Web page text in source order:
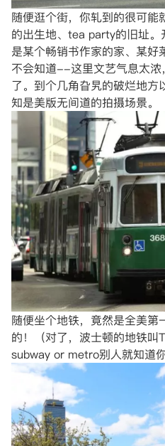
随便逛个街，你轧到的很可
的出生地、tea party的旧址
是某个畅销书作家的家、某好
不会知道--这里文艺气息太浓
了。到个几角旮旯的破烂地
知是美版无间道的拍摄场景。
随便坐个地铁，竟然是全美
的！（对了，波士顿的地铁
subway or metro别人就知道